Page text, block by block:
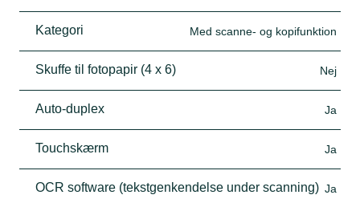
Kategori Med scanne- og kopifunktion
Skuffe til fotopapir (4 x 6) Nej
Auto-duplex Ja
Touchskærm Ja
OCR software (tekstgenkendelse under scanning) Ja